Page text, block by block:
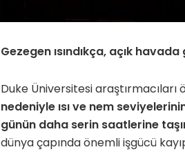
Gezegen ısındıkça, açık
Duke Üniversitesi
nedeniyle ısı ve nem
günün daha serin saatlerine
dünya çapında önemli işgücü